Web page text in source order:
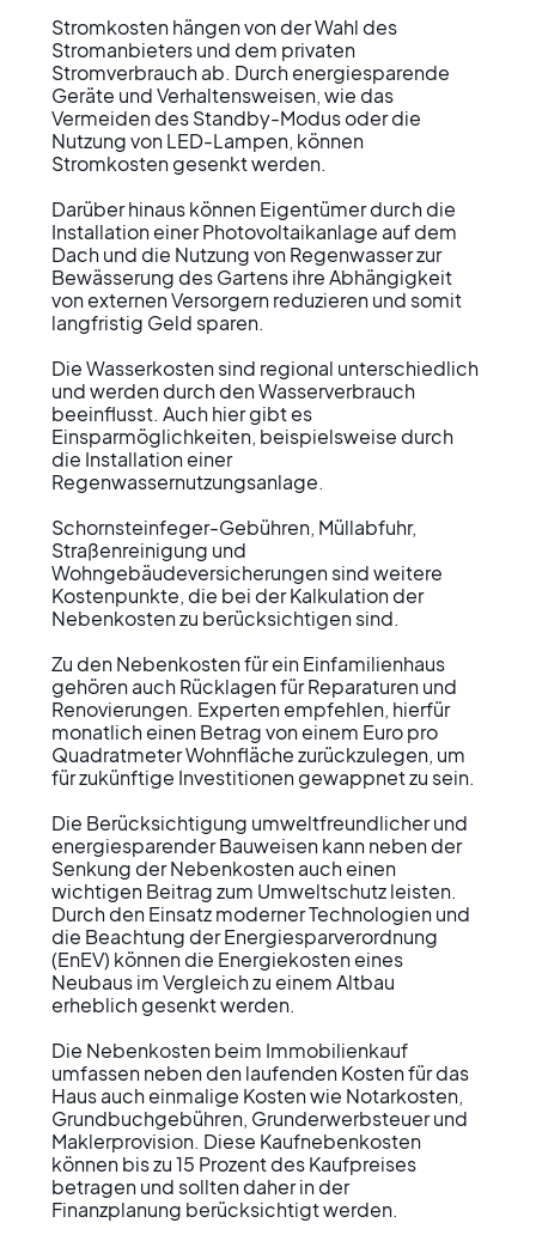
Stromkosten hängen von der Wahl des
Stromanbieters und dem privaten
Stromverbrauch ab. Durch energiesparende
Geräte und Verhaltensweisen, wie das
Vermeiden des Standby-Modus oder die
Nutzung von LED-Lampen, können
Stromkosten gesenkt werden.
Darüber hinaus können Eigentümer durch die
Installation einer Photovoltaikanlage auf dem
Dach und die Nutzung von Regenwasser zur
Bewässerung des Gartens ihre Abhängigkeit
von externen Versorgern reduzieren und somit
langfristig Geld sparen.
Die Wasserkosten sind regional unterschiedlich
und werden durch den Wasserverbrauch
beeinflusst. Auch hier gibt es
Einsparmöglichkeiten, beispielsweise durch
die Installation einer
Regenwassernutzungsanlage.
Schornsteinfeger-Gebühren, Müllabfuhr,
Straßenreinigung und
Wohngebäudeversicherungen sind weitere
Kostenpunkte, die bei der Kalkulation der
Nebenkosten zu berücksichtigen sind.
Zu den Nebenkosten für ein Einfamilienhaus
gehören auch Rücklagen für Reparaturen und
Renovierungen. Experten empfehlen, hierfür
monatlich einen Betrag von einem Euro pro
Quadratmeter Wohnfläche zurückzulegen, um
für zukünftige Investitionen gewappnet zu sein.
Die Berücksichtigung umweltfreundlicher und
energiesparender Bauweisen kann neben der
Senkung der Nebenkosten auch einen
wichtigen Beitrag zum Umweltschutz leisten.
Durch den Einsatz moderner Technologien und
die Beachtung der Energiesparverordnung
(EnEV) können die Energiekosten eines
Neubaus im Vergleich zu einem Altbau
erheblich gesenkt werden.
Die Nebenkosten beim Immobilienkauf
umfassen neben den laufenden Kosten für das
Haus auch einmalige Kosten wie Notarkosten,
Grundbuchgebühren, Grunderwerbsteuer und
Maklerprovision. Diese Kaufnebenkosten
können bis zu 15 Prozent des Kaufpreises
betragen und sollten daher in der
Finanzplanung berücksichtigt werden.